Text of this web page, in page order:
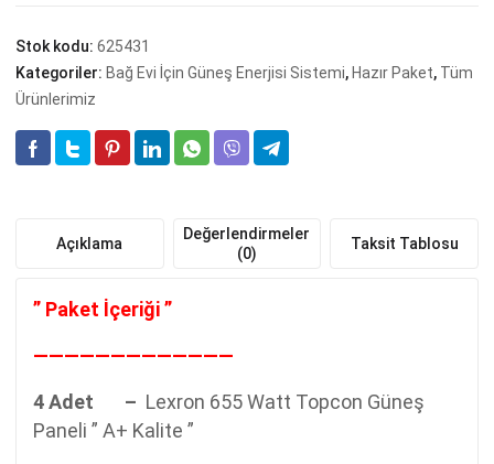
Lityum
Akü
adet
Stok kodu: 625431
Kategoriler: Bağ Evi İçin Güneş Enerjisi Sistemi, Hazır Paket, Tüm
Ürünlerimiz
Açıklama
Değerlendirmeler
(0)
Taksit Tablosu
” Paket İçeriği ”
—————————————
4 Adet – Lexron 655 Watt Topcon Güneş
Paneli ” A+ Kalite ”